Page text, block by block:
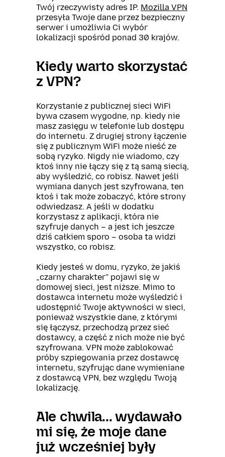
Twój rzeczywisty adres IP. Mozilla VPN
przesyła Twoje dane przez bezpieczny
serwer i umożliwia Ci wybór
lokalizacji spośród ponad 30 krajów.
Kiedy warto skorzystać
z VPN?
Korzystanie z publicznej sieci WiFi
bywa czasem wygodne, np. kiedy nie
masz zasięgu w telefonie lub dostępu
do internetu. Z drugiej strony łączenie
się z publicznym WiFi może nieść ze
sobą ryzyko. Nigdy nie wiadomo, czy
ktoś inny nie łączy się z tą samą siecią,
aby wyśledzić, co robisz. Nawet jeśli
wymiana danych jest szyfrowana, ten
ktoś i tak może zobaczyć, które strony
odwiedzasz. A jeśli w dodatku
korzystasz z aplikacji, która nie
szyfruje danych – a jest ich jeszcze
dziś całkiem sporo – osoba ta widzi
wszystko, co robisz.
Kiedy jesteś w domu, ryzyko, że jakiś
„czarny charakter” pojawi się w
domowej sieci, jest niższe. Mimo to
dostawca internetu może wyśledzić i
udostępnić Twoje aktywności w sieci,
ponieważ wszystkie dane, z którymi
się łączysz, przechodzą przez sieć
dostawcy, a część z nich może nie być
szyfrowana. VPN może zablokować
próby szpiegowania przez dostawcę
internetu, szyfrując dane wymieniane
z dostawcą VPN, bez względu Twoją
lokalizację.
Ale chwila... wydawało
mi się, że moje dane
już wcześniej były